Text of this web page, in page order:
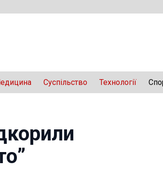
Суспільство Технології